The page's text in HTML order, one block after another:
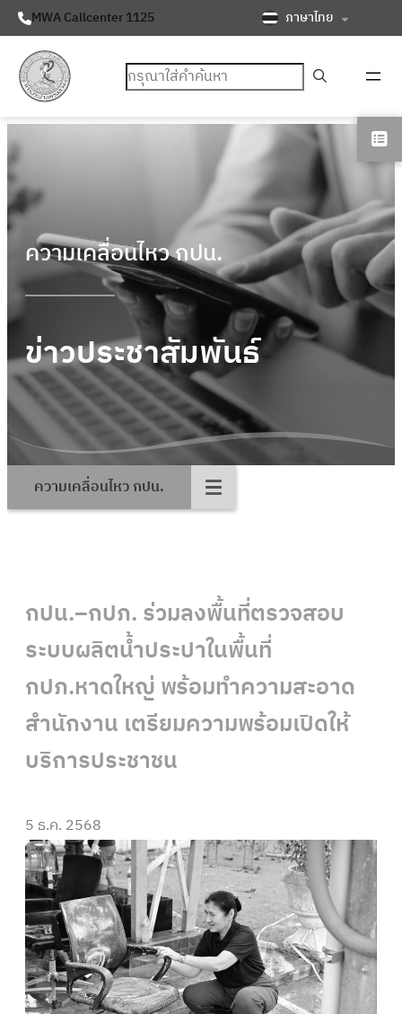
MWA Callcenter 1125 ภาษาไทย
ค้นหา
ความเคลื่อนไหว กปน.
ข่าวประชาสัมพันธ์
ความเคลื่อนไหว กปน.
กปน.–กปภ. ร่วมลงพื้นที่ตรวจสอบ
ระบบผลิตน้ำประปาในพื้นที่
กปภ.หาดใหญ่ พร้อมทำความสะอาด
สำนักงาน เตรียมความพร้อมเปิดให้
บริการประชาชน
5 ธ.ค. 2568